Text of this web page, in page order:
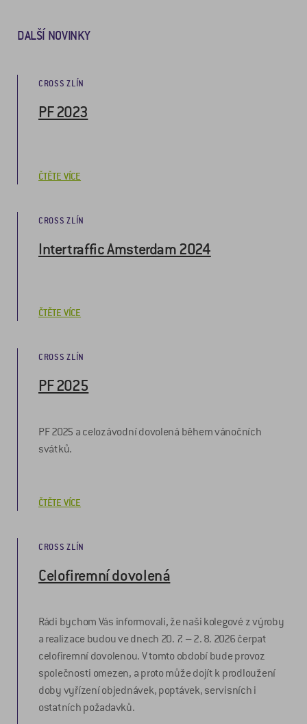
DALŠÍ NOVINKY
CROSS ZLÍN
PF 2023
ČTĚTE VÍCE
CROSS ZLÍN
Intertraffic Amsterdam 2024
ČTĚTE VÍCE
CROSS ZLÍN
PF 2025
PF 2025 a celozávodní dovolená během vánočních
svátků.
ČTĚTE VÍCE
CROSS ZLÍN
Celofiremní dovolená
Rádi bychom Vás informovali, že naši kolegové z výroby
a realizace budou ve dnech 20. 7. – 2. 8. 2026 čerpat
celofiremní dovolenou. V tomto období bude provoz
společnosti omezen, a proto může dojít k prodloužení
doby vyřízení objednávek, poptávek, servisních i
ostatních požadavků.